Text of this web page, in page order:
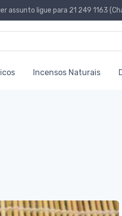
assunto ligue para 21 249 1163
Incensos Naturais